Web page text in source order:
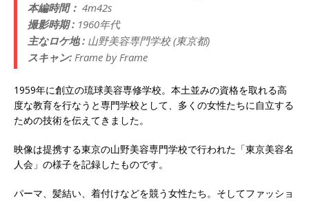
本編時間： 4m42s
撮影時期 : 1960年代
主なロケ地 : 山野美容専門学校 (東京都)
スキャン: Frame by Frame
1959年に創立の琉球美容専修学校。本土並みの資格を取れる高
度な教育を行なうと専門学校として、多くの女性たちに自立する
ための技術を伝えてきました。
映像は提携する東京の山野美容専門学校で行われた「東京美容名
人会」の様子を記録したものです。
パーマ、髪結い、着付けなどを競う女性たち。そしてファッショ